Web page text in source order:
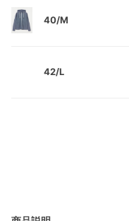
40/M
42/L